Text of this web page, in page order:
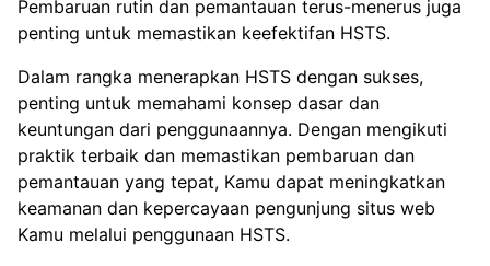
Pembaruan rutin dan pemantauan terus-menerus juga
penting untuk memastikan keefektifan HSTS.
Dalam rangka menerapkan HSTS dengan sukses,
penting untuk memahami konsep dasar dan
keuntungan dari penggunaannya. Dengan mengikuti
praktik terbaik dan memastikan pembaruan dan
pemantauan yang tepat, Kamu dapat meningkatkan
keamanan dan kepercayaan pengunjung situs web
Kamu melalui penggunaan HSTS.